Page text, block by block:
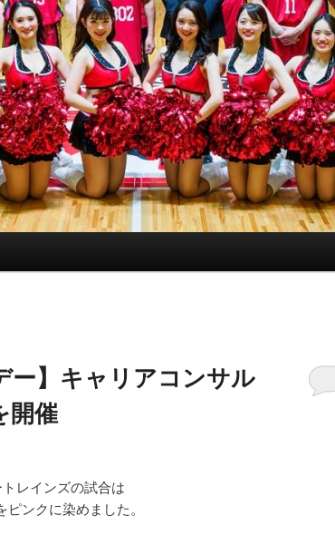
ー】キャリアコンサル
開催
レインズの試合は
ンクに染めました。